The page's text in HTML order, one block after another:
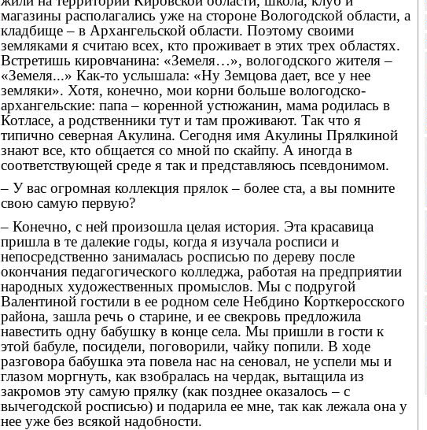
магазины располагались уже на стороне Вологодской области, а
кладбище – в Архангельской области. Поэтому своими
земляками я считаю всех, кто проживает в этих трех областях.
Встретишь кировчанина: «Земеля…», вологодского жителя –
«Земеля...» Как-то услышала: «Ну Земцова дает, все у нее
земляки». Хотя, конечно, мои корни больше вологодско-
архангельские: папа – коренной устюжанин, мама родилась в
Котласе, а родственники тут и там проживают. Так что я
типично северная Акулина. Сегодня имя Акулины Прялкиной
знают все, кто общается со мной по скайпу. А иногда в
соответствующей среде я так и представляюсь псевдонимом.
– У вас огромная коллекция прялок – более ста, а вы помните
свою самую первую?
– Конечно, с ней произошла целая история. Эта красавица
пришла в те далекие годы, когда я изучала росписи и
непосредственно занималась росписью по дереву после
окончания педагогического колледжа, работая на предприятии
народных художественных промыслов. Мы с подругой
Валентиной гостили в ее родном селе Небдино Корткеросского
района, зашла речь о старине, и ее свекровь предложила
навестить одну бабушку в конце села. Мы пришли в гости к
этой бабуле, посидели, поговорили, чайку попили. В ходе
разговора бабушка эта повела нас на сеновал, не успели мы и
глазом моргнуть, как взобралась на чердак, вытащила из
закромов эту самую прялку (как позднее оказалось – с
вычегодской росписью) и подарила ее мне, так как лежала она у
нее уже без всякой надобности.